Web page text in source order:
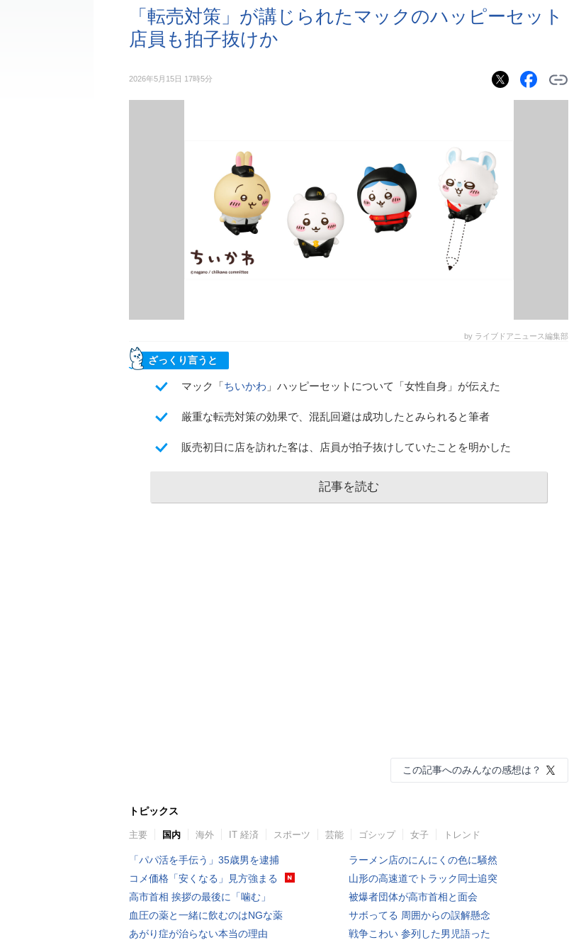
「転売対策」が講じられたマックのハッピーセット
店員も拍子抜けか
2026年5月15日 17時5分
by ライブドアニュース編集部
ざっくり言うと
マック「ちいかわ 」ハッピーセットについて「女性自身」が伝えた
厳重な転売対策の効果で、混乱回避は成功したとみられると筆者
販売初日に店を訪れた客は、店員が拍子抜けしていたことを明かした
記事を読む
この記事へのみんなの感想は？
トピックス
主要 国内 海外 IT 経済 スポーツ 芸能 ゴシップ 女子 トレンド
「パパ活を手伝う」35歳男を逮捕
コメ価格「安くなる」見方強まる
高市首相 挨拶の最後に「噛む」
血圧の薬と一緒に飲むのはNGな薬
あがり症が治らない本当の理由
ラーメン店のにんにくの色に騒然
山形の高速道でトラック同士追突
被爆者団体が高市首相と面会
サボってる 周囲からの誤解懸念
戦争こわい 参列した男児語った